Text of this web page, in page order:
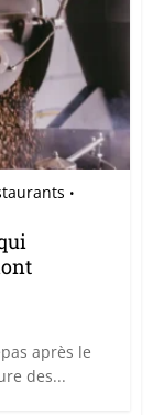
•
après le
des...